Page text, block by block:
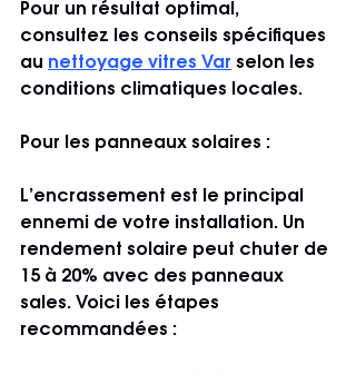
Pour un résultat optimal,
consultez les conseils spécifiques
au nettoyage vitres Var selon les
conditions climatiques locales.
Pour les panneaux solaires :
L’encrassement est le principal
ennemi de votre installation. Un
rendement solaire peut chuter de
15 à 20% avec des panneaux
sales. Voici les étapes
recommandées :